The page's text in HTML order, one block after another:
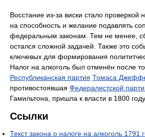
Восстание из-за виски стало проверкой
на способность и желание подавлять
федеральным законам. Тем не менее,
остался сложной задачей. Также это
ключевых для формирования
Налог на алкоголь был отменён после
Республиканская партия Томаса
противостоявшая Федералистской
Гамильтона, пришла к власти в 1800 году.
Ссылки
Текст закона о налоге на алкоголь 1791